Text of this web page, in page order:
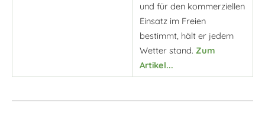
und für den kommerziellen
Einsatz im Freien
bestimmt, hält er jedem
Wetter stand. Zum
Artikel...